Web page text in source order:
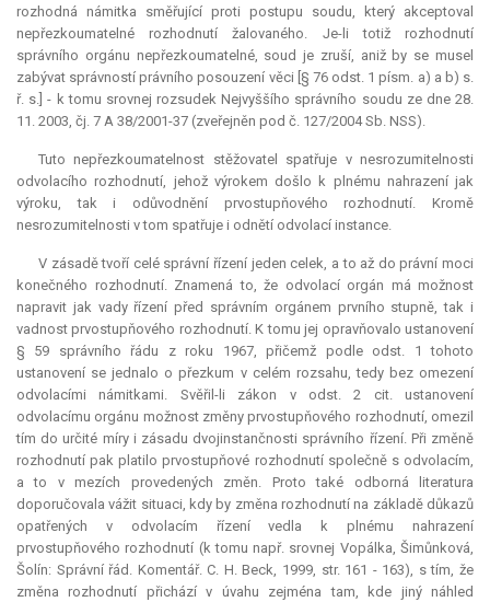
rozhodná námitka směřující proti postupu soudu, který akceptoval
nepřezkoumatelné rozhodnutí žalovaného. Je-li totiž rozhodnutí
správního orgánu nepřezkoumatelné, soud je zruší, aniž by se musel
zabývat správností právního posouzení věci [§ 76 odst. 1 písm. a) a b) s.
ř. s.] - k tomu srovnej rozsudek Nejvyššího správního soudu ze dne 28.
11. 2003, čj. 7 A 38/2001-37 (zveřejněn pod č. 127/2004 Sb. NSS).
Tuto nepřezkoumatelnost stěžovatel spatřuje v nesrozumitelnosti
odvolacího rozhodnutí, jehož výrokem došlo k plnému nahrazení jak
výroku, tak i odůvodnění prvostupňového rozhodnutí. Kromě
nesrozumitelnosti v tom spatřuje i odnětí odvolací instance.
V zásadě tvoří celé správní řízení jeden celek, a to až do právní moci
konečného rozhodnutí. Znamená to, že odvolací orgán má možnost
napravit jak vady řízení před správním orgánem prvního stupně, tak i
vadnost prvostupňového rozhodnutí. K tomu jej opravňovalo ustanovení
§ 59 správního řádu z roku 1967, přičemž podle odst. 1 tohoto
ustanovení se jednalo o přezkum v celém rozsahu, tedy bez omezení
odvolacími námitkami. Svěřil-li zákon v odst. 2 cit. ustanovení
odvolacímu orgánu možnost změny prvostupňového rozhodnutí, omezil
tím do určité míry i zásadu dvojinstančnosti správního řízení. Při změně
rozhodnutí pak platilo prvostupňové rozhodnutí společně s odvolacím,
a to v mezích provedených změn. Proto také odborná literatura
doporučovala vážit situaci, kdy by změna rozhodnutí na základě důkazů
opatřených v odvolacím řízení vedla k plnému nahrazení
prvostupňového rozhodnutí (k tomu např. srovnej Vopálka, Šimůnková,
Šolín: Správní řád. Komentář. C. H. Beck, 1999, str. 161 - 163), s tím, že
změna rozhodnutí přichází v úvahu zejména tam, kde jiný náhled